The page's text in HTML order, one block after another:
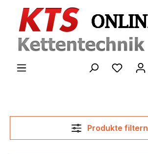
Zum Hauptinhalt springen
Produkte filtern